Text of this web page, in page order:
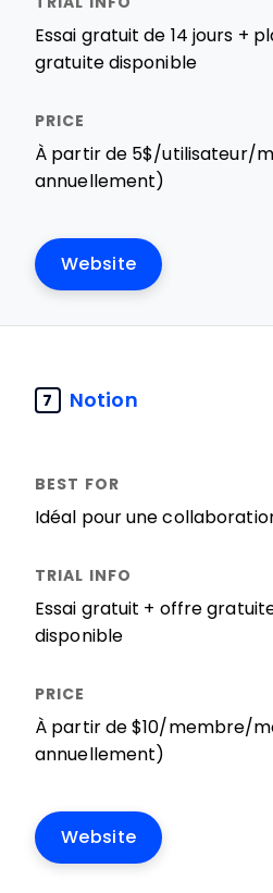
Essai gratuit de 14 jours +
gratuite disponible
À partir de 5$/utilisateur/
annuellement)
Website
7 Notion
Idéal pour une
Essai gratuit + offre
disponible
À partir de $10/membre/
annuellement)
Website